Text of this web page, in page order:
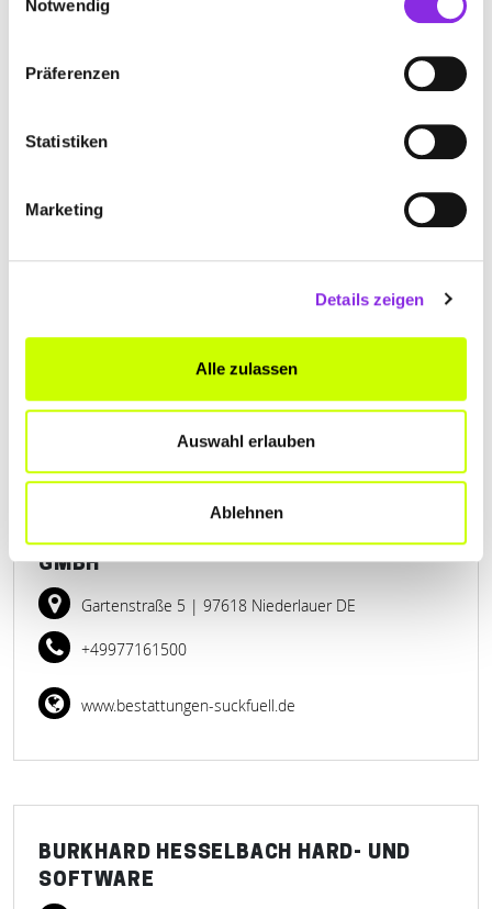
Notwendig
Präferenzen
Statistiken
Marketing
Details zeigen
Alle zulassen
Auswahl erlauben
Ablehnen
BESTATTUNGEN BULHELLER E. K.
Rederstraße 10| 97616 Bad Neustadt an der Saale
+499771617761
BESTATTUNGSINSTITUT SUCKFÜLL
GMBH
Gartenstraße 5 | 97618 Niederlauer DE
+49977161500
www.bestattungen-suckfuell.de
BURKHARD HESSELBACH HARD- UND
SOFTWARE